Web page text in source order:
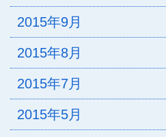
2015年9月
2015年8月
2015年7月
2015年5月